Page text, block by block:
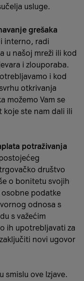
usluge.
grešaka
interno, radi
u našoj mreži ili kod
i zlouporaba.
i kod
otkrivanja
možemo Vam se
ste nam dali ili
potraživanja
društvo
o bonitetu svojih
osobne podatke
odnosa s
s važećim
ih upotrebljavati za
novi ugovor
smislu ove Izjave.